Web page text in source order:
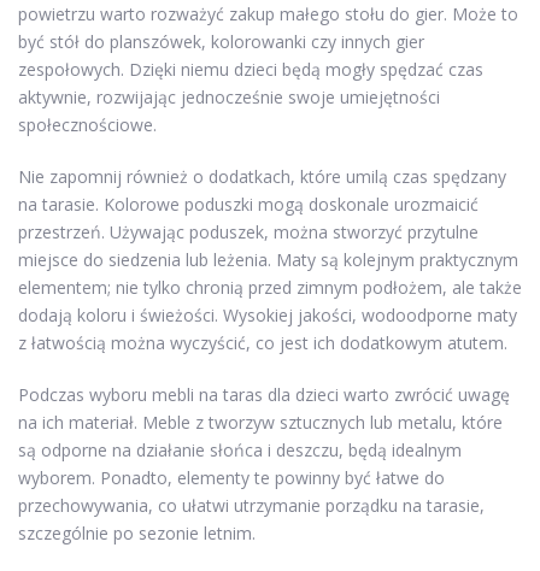
powietrzu warto rozważyć zakup małego stołu do gier. Może to
być stół do planszówek, kolorowanki czy innych gier
zespołowych. Dzięki niemu dzieci będą mogły spędzać czas
aktywnie, rozwijając jednocześnie swoje umiejętności
społecznościowe.
Nie zapomnij również o dodatkach, które umilą czas spędzany
na tarasie. Kolorowe poduszki mogą doskonale urozmaicić
przestrzeń. Używając poduszek, można stworzyć przytulne
miejsce do siedzenia lub leżenia. Maty są kolejnym praktycznym
elementem; nie tylko chronią przed zimnym podłożem, ale także
dodają koloru i świeżości. Wysokiej jakości, wodoodporne maty
z łatwością można wyczyścić, co jest ich dodatkowym atutem.
Podczas wyboru mebli na taras dla dzieci warto zwrócić uwagę
na ich materiał. Meble z tworzyw sztucznych lub metalu, które
są odporne na działanie słońca i deszczu, będą idealnym
wyborem. Ponadto, elementy te powinny być łatwe do
przechowywania, co ułatwi utrzymanie porządku na tarasie,
szczególnie po sezonie letnim.